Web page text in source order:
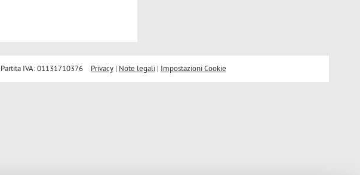
IVA: 01131710376 Privacy| Note legali| Impostazioni Cookie